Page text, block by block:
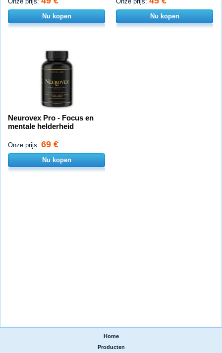
Nu kopen Nu kopen
Neurovex Pro - Focus en
mentale helderheid
Onze prijs: 69 €
Nu kopen
Home
Producten